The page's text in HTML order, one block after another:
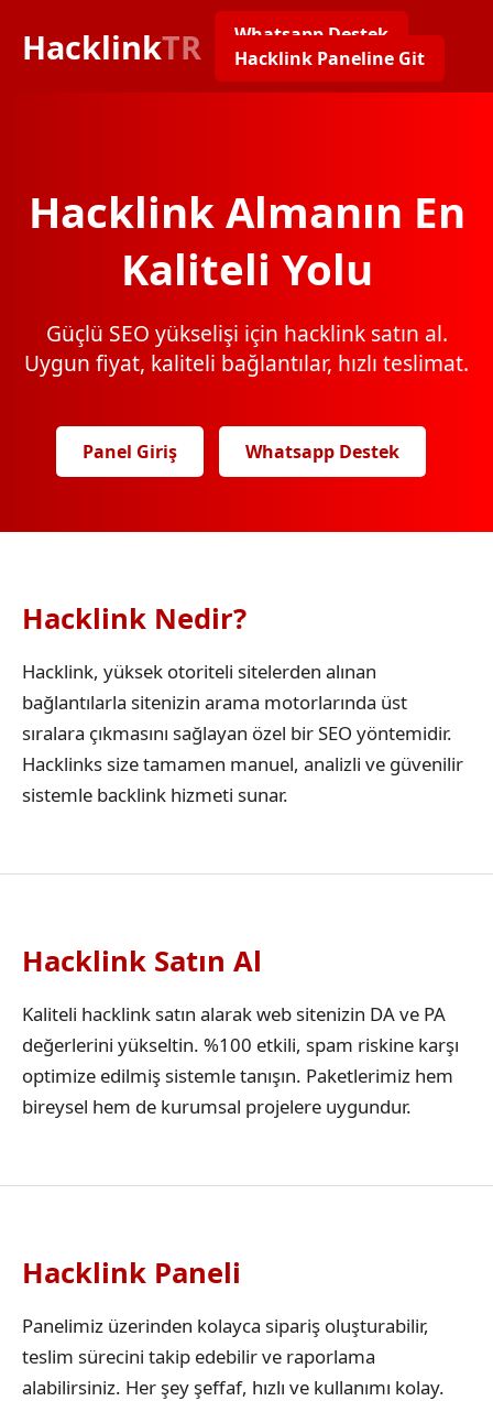
HacklinkTR
Whatsapp Destek
Hacklink Paneline Git
Hacklink Almanın En
Kaliteli Yolu
Güçlü SEO yükselişi için hacklink satın al.
Uygun fiyat, kaliteli bağlantılar, hızlı teslimat.
Panel Giriş Whatsapp Destek
Hacklink Nedir?
Hacklink, yüksek otoriteli sitelerden alınan
bağlantılarla sitenizin arama motorlarında üst
sıralara çıkmasını sağlayan özel bir SEO yöntemidir.
Hacklinks size tamamen manuel, analizli ve güvenilir
sistemle backlink hizmeti sunar.
Hacklink Satın Al
Kaliteli hacklink satın alarak web sitenizin DA ve PA
değerlerini yükseltin. %100 etkili, spam riskine karşı
optimize edilmiş sistemle tanışın. Paketlerimiz hem
bireysel hem de kurumsal projelere uygundur.
Hacklink Paneli
Panelimiz üzerinden kolayca sipariş oluşturabilir,
teslim sürecini takip edebilir ve raporlama
alabilirsiniz. Her şey şeffaf, hızlı ve kullanımı kolay.